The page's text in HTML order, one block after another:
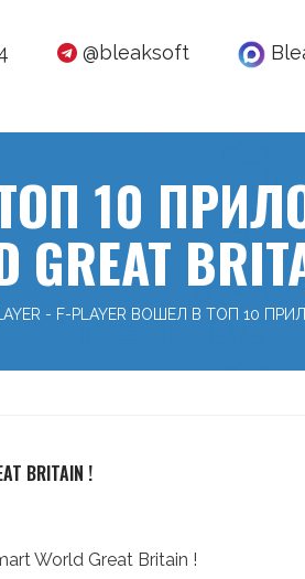
@bleaksoft
10
GREAT
- F-PLAYER ВОШЕЛ В ТОП 10
BRITAIN !
World Great Britain !